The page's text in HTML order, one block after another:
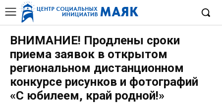
ВНИМАНИЕ! Продлены сроки
приема заявок в открытом
региональном дистанционном
конкурсе рисунков и фотографий
«С юбилеем, край родной!»